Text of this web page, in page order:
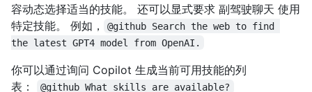
容动态选择适当的技能。 还可以显式要求 副驾驶聊天 使用
特定技能。 例如，
@github Search the web to find
the latest GPT4 model from OpenAI.
你可以通过询问 Copilot 生成当前可用技能的列
表：
@github What skills are available?